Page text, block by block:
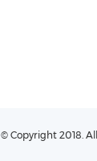
© Copyright 2018.